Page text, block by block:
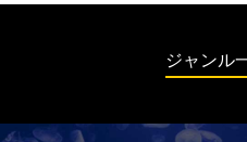
ジャンル